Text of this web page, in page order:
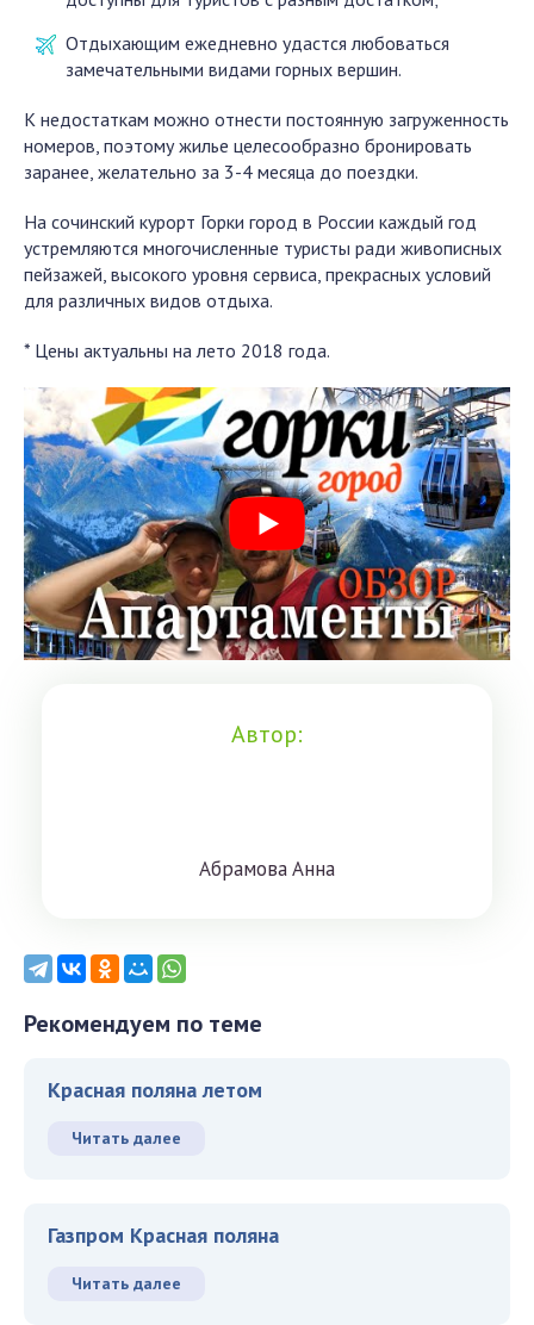
Отдыхающим ежедневно удастся любоваться
замечательными видами горных вершин.
К недостаткам можно отнести постоянную загруженность
номеров, поэтому жилье целесообразно бронировать
заранее, желательно за 3-4 месяца до поездки.
На сочинский курорт Горки город в России каждый год
устремляются многочисленные туристы ради живописных
пейзажей, высокого уровня сервиса, прекрасных условий
для различных видов отдыха.
* Цены актуальны на лето 2018 года.
Автор:
Aбрaмoвa Aннa
Рекомендуем по теме
Красная поляна летом
Читать далее
Газпром Красная поляна
Читать далее